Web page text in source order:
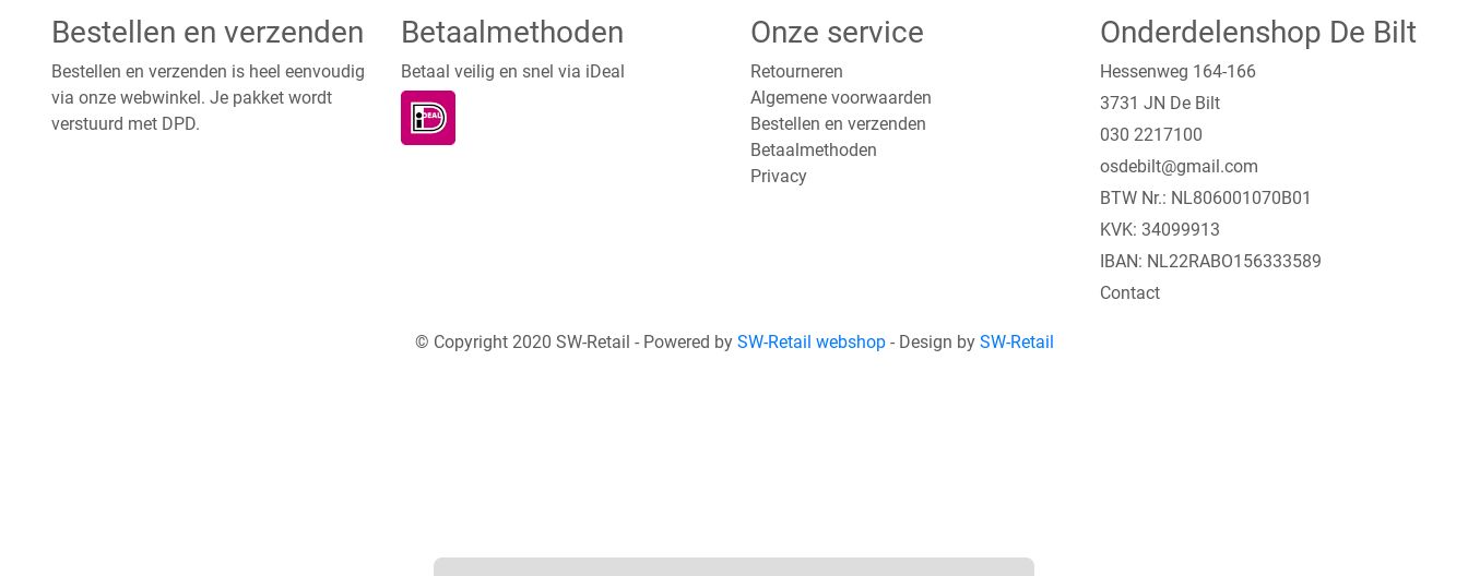
Bestellen en verzenden
Bestellen en verzenden is heel eenvoudig
via onze webwinkel. Je pakket wordt
verstuurd met DPD.
Betaalmethoden
Betaal veilig en snel via iDeal
Onze service
Retourneren
Algemene voorwaarden
Bestellen en verzenden
Betaalmethoden
Privacy
Onderdelenshop De Bilt
Hessenweg 164-166
3731 JN De Bilt
030 2217100
osdebilt@gmail.com
BTW Nr.: NL806001070B01
KVK: 34099913
IBAN: NL22RABO156333589
Contact
© Copyright 2020 SW-Retail - Powered by SW-Retail webshop- Design by SW-Retail